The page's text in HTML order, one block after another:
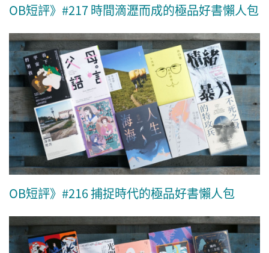
OB短評》#217 時間滴瀝而成的極品好書懶人包
OB短評》#216 捕捉時代的極品好書懶人包